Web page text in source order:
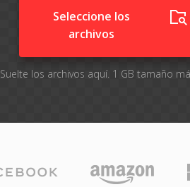
Seleccione los
archivos
Suelte los archivos aquí. 1 GB tamaño